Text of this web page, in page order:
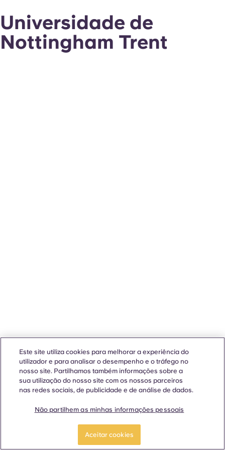
Universidade de
Nottingham Trent
Este site utiliza cookies para melhorar a experiência do
utilizador e para analisar o desempenho e o tráfego no
nosso site. Partilhamos também informações sobre a
sua utilização do nosso site com os nossos parceiros
nas redes sociais, de publicidade e de análise de dados.
Não partilhem as minhas informações pessoais
Aceitar cookies